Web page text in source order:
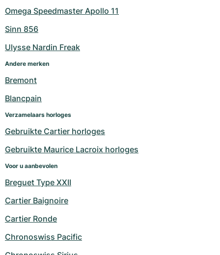
Omega Speedmaster Apollo 11
Sinn 856
Ulysse Nardin Freak
Andere merken
Bremont
Blancpain
Verzamelaars horloges
Gebruikte Cartier horloges
Gebruikte Maurice Lacroix horloges
Voor u aanbevolen
Breguet Type XXII
Cartier Baignoire
Cartier Ronde
Chronoswiss Pacific